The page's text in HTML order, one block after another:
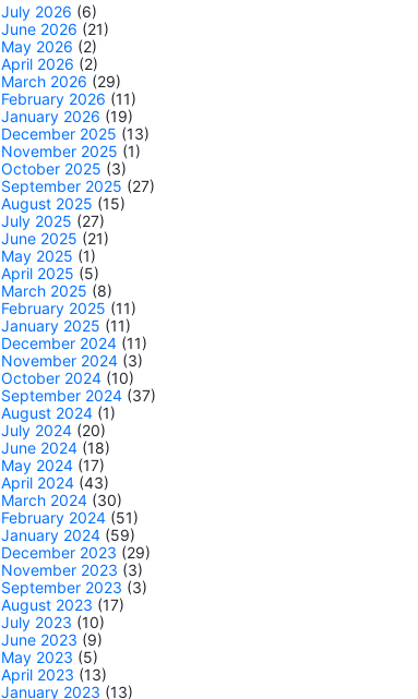
July 2026 (6)
June 2026 (21)
May 2026 (2)
April 2026 (2)
March 2026 (29)
February 2026 (11)
January 2026 (19)
December 2025 (13)
November 2025 (1)
October 2025 (3)
September 2025 (27)
August 2025 (15)
July 2025 (27)
June 2025 (21)
May 2025 (1)
April 2025 (5)
March 2025 (8)
February 2025 (11)
January 2025 (11)
December 2024 (11)
November 2024 (3)
October 2024 (10)
September 2024 (37)
August 2024 (1)
July 2024 (20)
June 2024 (18)
May 2024 (17)
April 2024 (43)
March 2024 (30)
February 2024 (51)
January 2024 (59)
December 2023 (29)
November 2023 (3)
September 2023 (3)
August 2023 (17)
July 2023 (10)
June 2023 (9)
May 2023 (5)
April 2023 (13)
January 2023 (13)